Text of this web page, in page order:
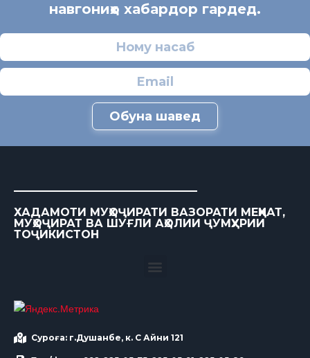
навгониҳо хабардор гардед.
Обуна шавед
ХАДАМОТИ МУҲОҶИРАТИ ВАЗОРАТИ МЕҲНАТ,
МУҲОҶИРАТ ВА ШУҒЛИ АҲОЛИИ ҶУМҲУРИИ
ТОҶИКИСТОН
Суроға: г.Душанбе, к. С Айни 121